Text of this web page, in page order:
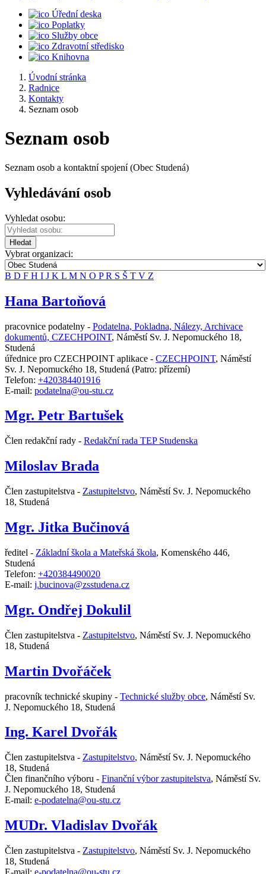
Úřední deska
Poplatky
Služby obce
Zdravotní středisko
Knihovna
Úvodní stránka
Radnice
Kontakty
Seznam osob
Seznam osob
Seznam osob a kontaktní spojení (Obec Studená)
Vyhledávání osob
Vyhledat osobu:
Hledat
Vybrat organizaci:
B D F H I J K L M N O PR S Š T V Z
Hana Bartoňová
pracovnice podatelny - Podatelna, Pokladna, Nálezy, Archivace
dokumentů, CZECHPOINT, Náměstí Sv. J. Nepomuckého 18,
Studená
úřednice pro CZECHPOINT aplikace - CZECHPOINT, Náměstí
Sv. J. Nepomuckého 18, Studená (Patro: přízemí)
Telefon: +420384401916
E-mail: podatelna@ou-stu.cz
Mgr. Petr Bartušek
Člen redakční rady - Redakční rada TEP Studenska
Miloslav Brada
Člen zastupitelstva - Zastupitelstvo, Náměstí Sv. J. Nepomuckého
18, Studená
Mgr. Jitka Bučinová
ředitel - Základní škola a Mateřská škola, Komenského 446,
Studená
Telefon: +420384490020
E-mail: j.bucinova@zsstudena.cz
Mgr. Ondřej Dokulil
Člen zastupitelstva - Zastupitelstvo, Náměstí Sv. J. Nepomuckého
18, Studená
Martin Dvořáček
pracovník technické skupiny - Technické služby obce, Náměstí Sv.
J. Nepomuckého 18, Studená
Ing. Karel Dvořák
Člen zastupitelstva - Zastupitelstvo, Náměstí Sv. J. Nepomuckého
18, Studená
Člen finančního výboru - Finanční výbor zastupitelstva, Náměstí Sv.
J. Nepomuckého 18, Studená
E-mail: e-podatelna@ou-stu.cz
MUDr. Vladislav Dvořák
Člen zastupitelstva - Zastupitelstvo, Náměstí Sv. J. Nepomuckého
18, Studená